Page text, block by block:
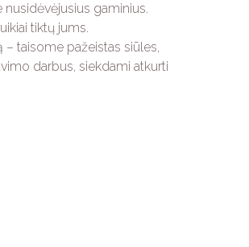
gaminius.
tiktų jums.
taisome pažeistas siūles,
darbus, siekdami atkurti